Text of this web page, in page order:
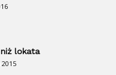
lokata